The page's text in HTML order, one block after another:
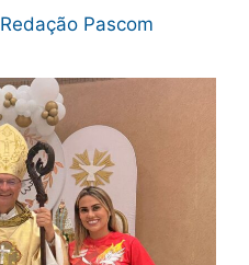
Redação Pascom